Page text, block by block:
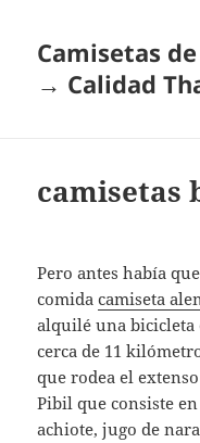
Camisetas
→ Calidad
camisetas
Pero antes había
comidacamiseta
alquilé una bicicleta
cerca de 11
que rodea el
Pibil que consiste
achiote, jugo de